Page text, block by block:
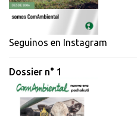
Seguinos en Instagram
Dossier n° 1